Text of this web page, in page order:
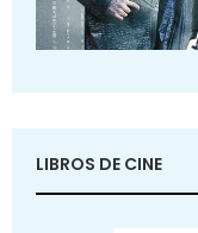
LIBROS DE CINE